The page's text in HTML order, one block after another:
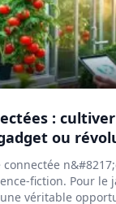
:
ou
connectée
fiction. Pour le
véritable